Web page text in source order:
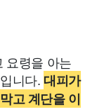
요령을 아는
니다. 대피가
고 계단을 이